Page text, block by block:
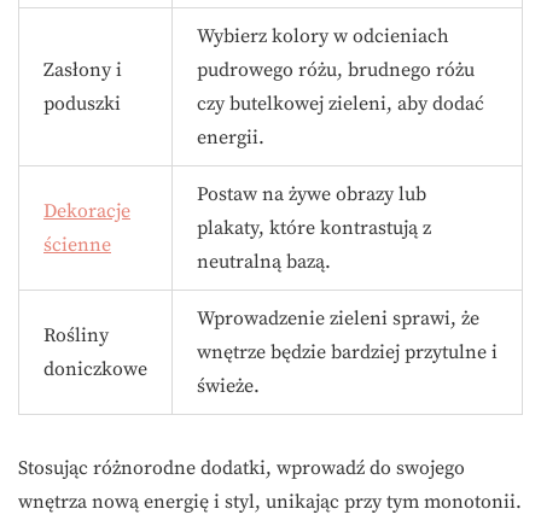
Zasłony i
poduszki
Wybierz kolory w odcieniach
pudrowego różu, brudnego różu
czy butelkowej zieleni, aby dodać
energii.
Dekoracje
ścienne
Postaw na żywe obrazy lub
plakaty, które kontrastują z
neutralną bazą.
Rośliny
doniczkowe
Wprowadzenie zieleni sprawi, że
wnętrze będzie bardziej przytulne i
świeże.
Stosując różnorodne dodatki, wprowadź do swojego
wnętrza nową energię i styl, unikając przy tym monotonii.